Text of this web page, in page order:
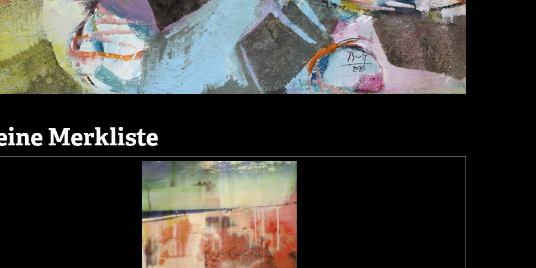
Merkliste